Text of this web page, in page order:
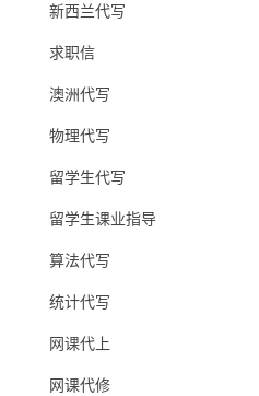
新西兰代写
求职信
澳洲代写
物理代写
留学生代写
留学生课业指导
算法代写
统计代写
网课代上
网课代修